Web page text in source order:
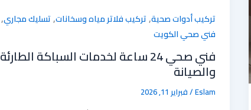
تركيب أدوات صحية,تركيب فلاتر مياه وسخانات,تسليك مجاري,
فني صحي الكويت
فني صحي 24 ساعة لخدمات السباكة الطارئة
والصيانة
Eslam
/فبراير 11, 2026